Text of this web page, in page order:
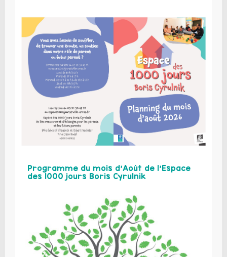
Programme du mois d’Août de l’Espace
des 1000 jours Boris Cyrulnik